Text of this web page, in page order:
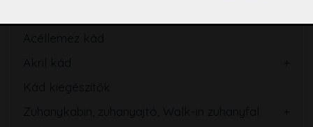
Acéllemez kád
Akril kád
Kád kiegészítők
Zuhanykabin, zuhanyajtó, Walk-in zuhanyfal